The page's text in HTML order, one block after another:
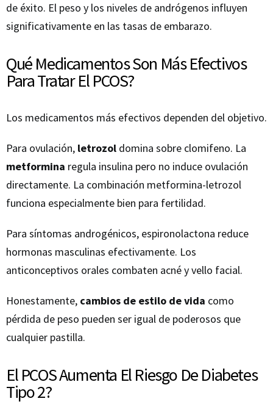
de éxito. El peso y los niveles de andrógenos influyen
significativamente en las tasas de embarazo.
Qué Medicamentos Son Más Efectivos
Para Tratar El PCOS?
Los medicamentos más efectivos dependen del objetivo.
Para ovulación, letrozol domina sobre clomifeno. La
metformina regula insulina pero no induce ovulación
directamente. La combinación metformina-letrozol
funciona especialmente bien para fertilidad.
Para síntomas androgénicos, espironolactona reduce
hormonas masculinas efectivamente. Los
anticonceptivos orales combaten acné y vello facial.
Honestamente, cambios de estilo de vida como
pérdida de peso pueden ser igual de poderosos que
cualquier pastilla.
El PCOS Aumenta El Riesgo De Diabetes
Tipo 2?